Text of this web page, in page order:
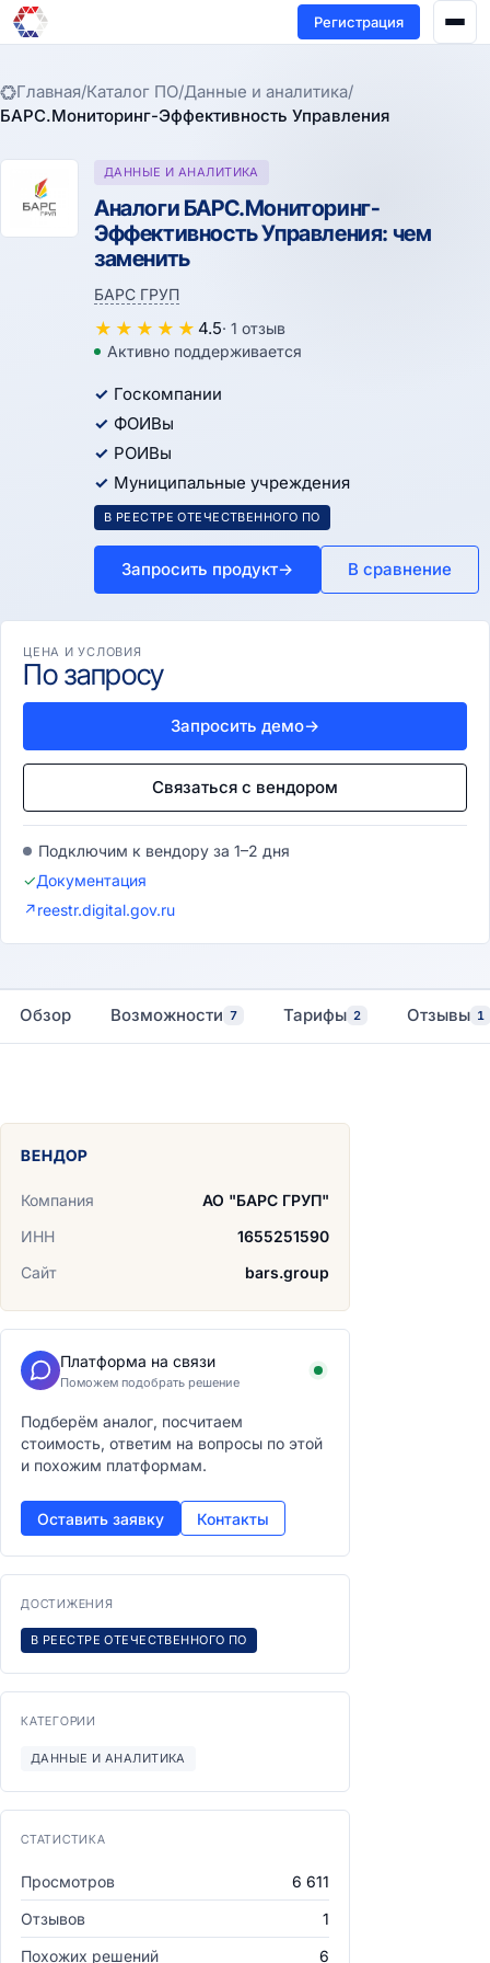
Регистрация
Главная/Каталог ПО/Данные и аналитика/
БАРС.Мониторинг-Эффективность Управления
ДАННЫЕ И АНАЛИТИКА
Аналоги БАРС.Мониторинг-
Эффективность Управления: чем
заменить
БАРС ГРУП
★ ★ ★ ★ ★ 4.5· 1 отзыв
Активно поддерживается
Госкомпании
ФОИВы
РОИВы
Муниципальные учреждения
В РЕЕСТРЕ ОТЕЧЕСТВЕННОГО ПО
Запросить продукт→ В сравнение
ЦЕНА И УСЛОВИЯ
По запросу
Запросить демо→
Связаться с вендором
Подключим к вендору за 1–2 дня
✓Документация
↗reestr.digital.gov.ru
Обзор Возможности 7 Тарифы 2 Отзывы 1
ВЕНДОР
Компания
АО "БАРС ГРУП"
ИНН
1655251590
Сайт
bars.group
Платформа на связи
Поможем подобрать решение
Подберём аналог, посчитаем
стоимость, ответим на вопросы по этой
и похожим платформам.
Оставить заявку Контакты
ДОСТИЖЕНИЯ
В РЕЕСТРЕ ОТЕЧЕСТВЕННОГО ПО
КАТЕГОРИИ
ДАННЫЕ И АНАЛИТИКА
СТАТИСТИКА
Просмотров
6 611
Отзывов
1
Похожих решений
6